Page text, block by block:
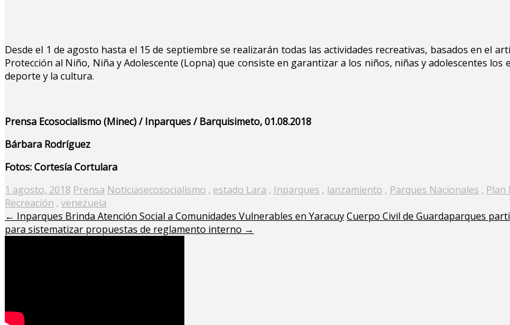
Desde el 1 de agosto hasta el 15 de septiembre se realizarán todas las actividades recreativas, basados en el
Protección al Niño, Niña y Adolescente (Lopna) que consiste en garantizar a los niños, niñas y adolescentes los
deporte y la cultura.
Prensa Ecosocialismo (Minec) / Inparques / Barquisimeto, 01.08.2018
Bárbara Rodríguez
Fotos: Cortesía Cortulara
Posted
on
1 agosto, 2018 Prensa Noticiasecosocialismo , estado Lara , Inparques , lanzamiento , Parques Nacionales , Plan
Recreación , venezuela
← Inparques Brinda Atención Social a Comunidades Vulnerables en YaracuyCuerpo Civil de Guardaparques
para sistematizar propuestas de reglamento interno →